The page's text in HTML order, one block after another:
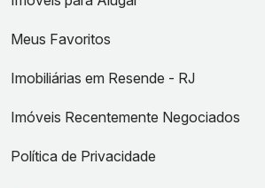
Meus Favoritos
Imobiliárias em Resende - RJ
Imóveis Recentemente Negociados
Política de Privacidade